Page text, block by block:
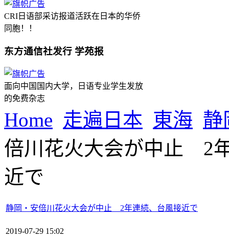
CRI日语部采访报道活跃在日本的华侨
同胞！！
东方通信社发行 学苑报
面向中国国内大学，日语专业学生发放
的免费杂志
Home 走遍日本 東海 静
倍川花火大会が中止 2
近で
静岡・安倍川花火大会が中止 2年連続、台風接近で
2019-07-29 15:02